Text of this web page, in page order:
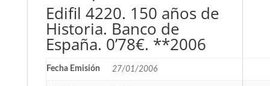
Edifil 4220. 150 años de
Historia. Banco de
España. 0’78€. **2006
Fecha Emisión 27/01/2006